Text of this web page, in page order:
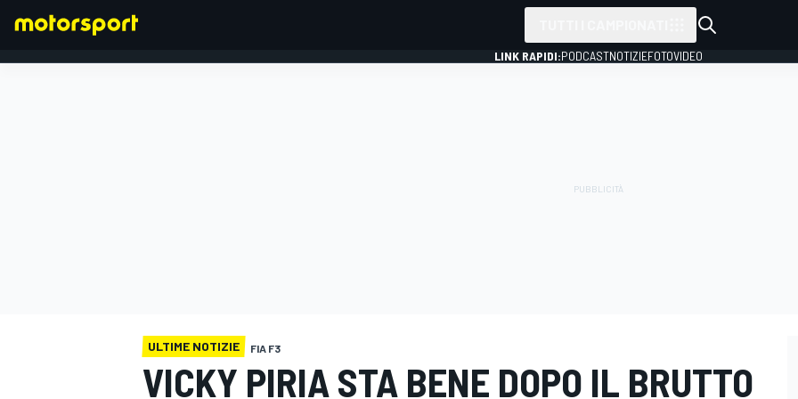
LINK RAPIDI:PODCASTNOTIZIEFOTOVIDEO
ULTIME NOTIZIE FIA F3
VICKY PIRIA STA BENE DOPO IL BRUTTO